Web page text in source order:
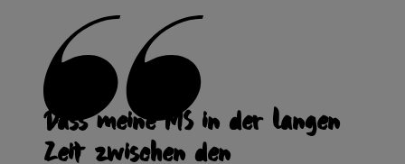
Dass meine MS in der langen
Zeit zwischen den